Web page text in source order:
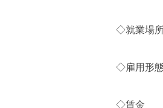
◇就業場
◇雇用形
◇賃金